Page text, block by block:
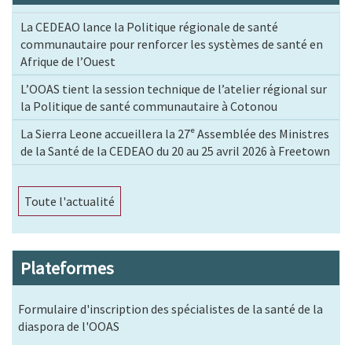
La CEDEAO lance la Politique régionale de santé
communautaire pour renforcer les systèmes de santé en
Afrique de l’Ouest
L’OOAS tient la session technique de l’atelier régional sur
la Politique de santé communautaire à Cotonou
La Sierra Leone accueillera la 27ᵉ Assemblée des Ministres
de la Santé de la CEDEAO du 20 au 25 avril 2026 à Freetown
Toute l'actualité
Plateformes
Formulaire d'inscription des spécialistes de la santé de la
diaspora de l'OOAS